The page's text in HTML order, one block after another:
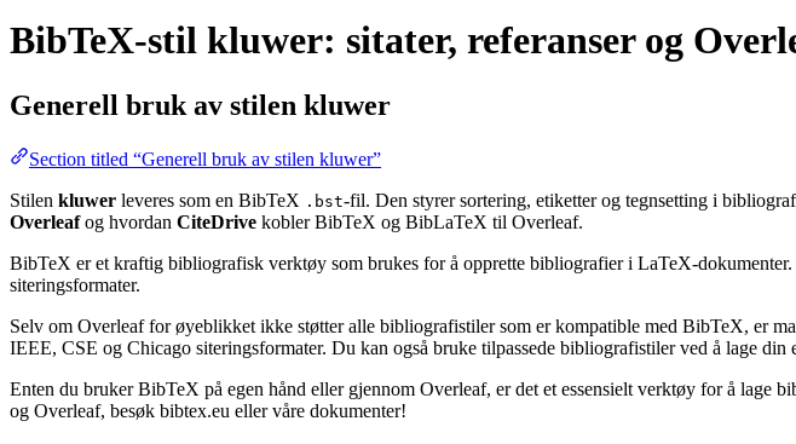
BibTeX-stil kluwer: sitater, referanser og
Generell bruk av stilen kluwer
Section titled “Generell bruk av stilen kluwer”
Stilen kluwer leveres som en BibTeX .bst-fil. Den styrer sortering, etiketter og tegnsetting i
Overleafog hvordan CiteDrive kobler BibTeX og BibLaTeX til Overleaf.
BibTeX er et kraftig bibliografisk verktøy som brukes for å opprette bibliografier i LaTeX-
siteringsformater.
Selv om Overleaf for øyeblikket ikke støtter alle bibliografistiler som er kompatible med BibTeX, er
IEEE, CSE og Chicago siteringsformater. Du kan også bruke tilpassede bibliografistiler ved å lage
Enten du bruker BibTeX på egen hånd eller gjennom Overleaf, er det et essensielt verktøy for å
og Overleaf, besøk bibtex.eu eller våre dokumenter!